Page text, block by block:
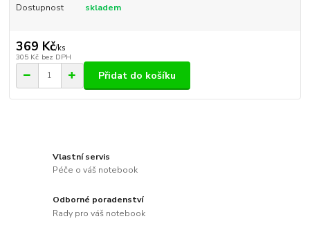
Dostupnost skladem
369 Kč/ks
305 Kč bez DPH
Přidat do košíku
Vlastní servis
Péče o váš notebook
Odborné poradenství
Rady pro váš notebook